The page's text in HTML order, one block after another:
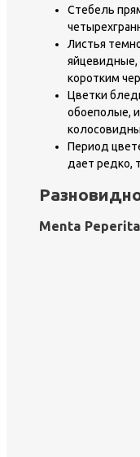
Стебель
Листья
яйцевидные,
коротким
Цветки
обоеполые,
Период
дает редко,
Menta Peperita